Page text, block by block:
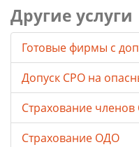
Другие услуги
Готовые фирмы с
Допуск СРО на
Страхование
Страхование ОДО